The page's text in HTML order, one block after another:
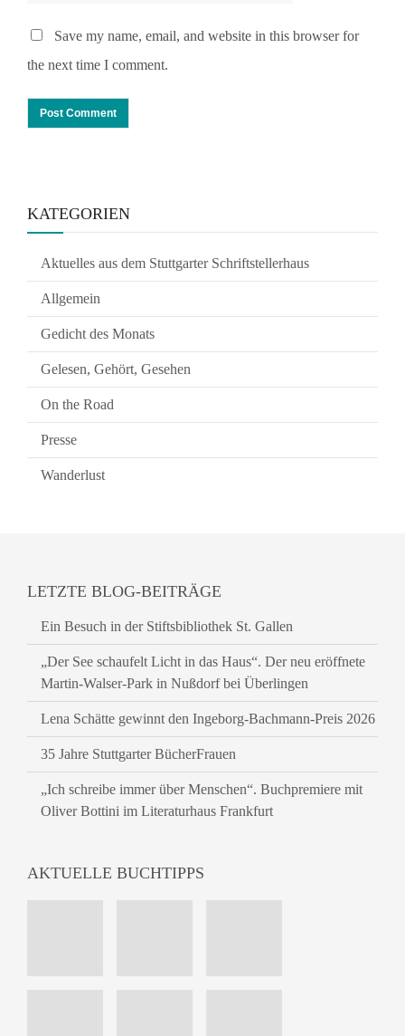
Save my name, email, and website in this browser for
the next time I comment.
KATEGORIEN
Aktuelles aus dem Stuttgarter Schriftstellerhaus
Allgemein
Gedicht des Monats
Gelesen, Gehört, Gesehen
On the Road
Presse
Wanderlust
LETZTE BLOG-BEITRÄGE
Ein Besuch in der Stiftsbibliothek St. Gallen
„Der See schaufelt Licht in das Haus“. Der neu eröffnete
Martin-Walser-Park in Nußdorf bei Überlingen
Lena Schätte gewinnt den Ingeborg-Bachmann-Preis 2026
35 Jahre Stuttgarter BücherFrauen
„Ich schreibe immer über Menschen“. Buchpremiere mit
Oliver Bottini im Literaturhaus Frankfurt
AKTUELLE BUCHTIPPS